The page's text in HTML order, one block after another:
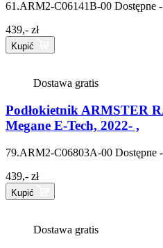
61.ARM2-C06141B-00 Dostępne
439,- zł
Kupić
Dostawa gratis
Podłokietnik ARMSTER
Megane E-Tech, 2022- ,
79.ARM2-C06803A-00 Dostępne
439,- zł
Kupić
Dostawa gratis